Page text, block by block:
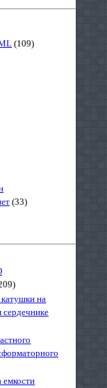
(109)
(33)
катушки на
емкости